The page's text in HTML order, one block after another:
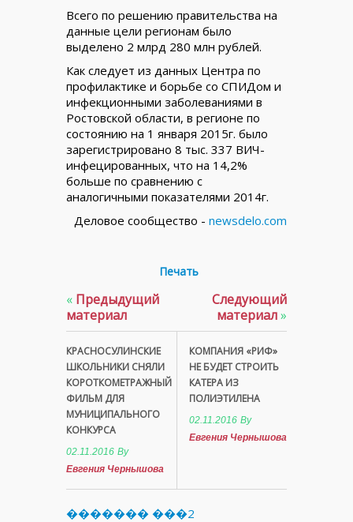
Всего по решению правительства на
данные цели регионам было
выделено 2 млрд 280 млн рублей.
Как следует из данных Центра по
профилактике и борьбе со СПИДом и
инфекционными заболеваниями в
Ростовской области, в регионе по
состоянию на 1 января 2015г. было
зарегистрировано 8 тыс. 337 ВИЧ-
инфецированных, что на 14,2%
больше по сравнению с
аналогичными показателями 2014г.
Деловое сообщество - newsdelo.com
Печать
« Предыдущий
материал
КРАСНОСУЛИНСКИЕ
ШКОЛЬНИКИ СНЯЛИ
КОРОТКОМЕТРАЖНЫЙ
ФИЛЬМ ДЛЯ
МУНИЦИПАЛЬНОГО
КОНКУРСА
02.11.2016 By
Евгения Чернышова
Следующий
материал»
КОМПАНИЯ «РИФ»
НЕ БУДЕТ СТРОИТЬ
КАТЕРА ИЗ
ПОЛИЭТИЛЕНА
02.11.2016 By
Евгения Чернышова
������� ���2